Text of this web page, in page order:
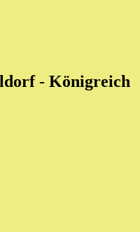
- Königreich